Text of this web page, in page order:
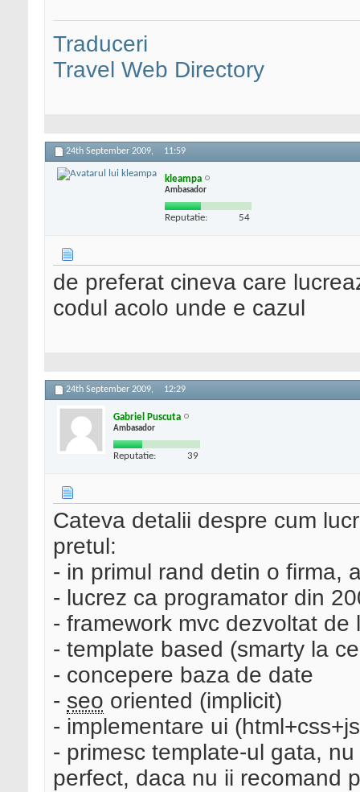
Traduceri
Travel Web Directory
24th September 2009, 11:59
kleampa
Ambasador
Reputatie: 54
de preferat cineva care
codul acolo unde e cazul
24th September 2009, 12:29
Gabriel Puscuta
Ambasador
Reputatie: 39
Cateva detalii despre cum
pretul:
- in primul rand detin o firma,
- lucrez ca programator din
- framework mvc dezvoltat
- template based (smarty la
- concepere baza de date
- seo oriented (implicit)
- implementare ui
- primesc template-ul gata,
perfect, daca nu ii recomand